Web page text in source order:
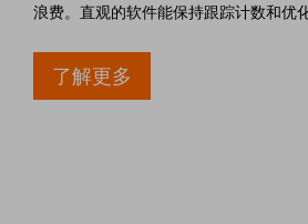
浪费。直观的软件能保持跟踪计数和优
了解更多